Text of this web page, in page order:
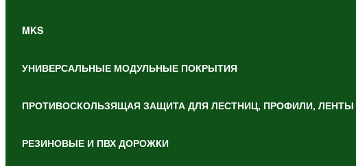
MKS
УНИВЕРСАЛЬНЫЕ МОДУЛЬНЫЕ ПОКРЫТИЯ
ПРОТИВОСКОЛЬЗЯЩАЯ ЗАЩИТА ДЛЯ ЛЕСТНИЦ, ПРОФИЛИ, ЛЕНТЫ
РЕЗИНОВЫЕ И ПВХ ДОРОЖКИ